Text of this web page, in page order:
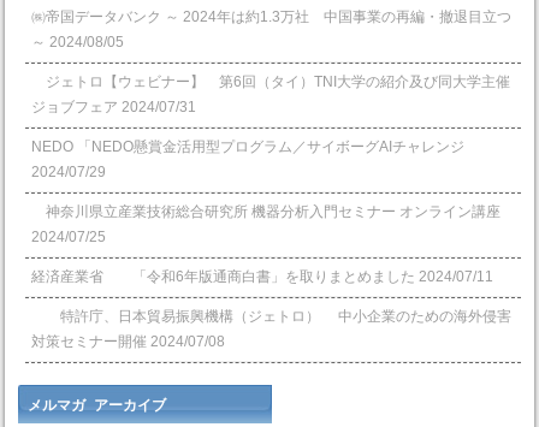
㈱帝国データバンク ～ 2024年は約1.3万社 中国事業の再編・撤退目立つ
～ 2024/08/05
ジェトロ【ウェビナー】 第6回（タイ）TNI大学の紹介及び同大学主催
ジョブフェア 2024/07/31
NEDO 「NEDO懸賞⾦活⽤型プログラム／サイボーグAIチャレンジ
2024/07/29
神奈川県立産業技術総合研究所 機器分析入門セミナー オンライン講座
2024/07/25
経済産業省 「令和6年版通商白書」を取りまとめました 2024/07/11
特許庁、日本貿易振興機構（ジェトロ） 中小企業のための海外侵害
対策セミナー開催 2024/07/08
メルマガ アーカイブ